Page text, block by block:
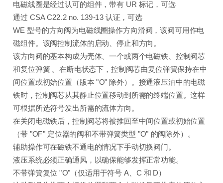
电磁线圈是经过认可的组件，带有 UR 标记，可选
通过 CSA C22.2 no. 139-13 认证，可选
WE 型号的方向阀为电磁线圈操作方向滑阀，该阀可用作电
磁组件。该阀控制流体的启动、停止和方向。
该方向阀的基本构成为壳体、一个或两个电磁铁、控制阀芯
和复位弹簧 。在断电状态下，控制阀芯由复位弹簧保持在中
间位置或初始位置（版本 "O" 除外）。接通液压油中的电磁
铁时，控制阀芯从其静止位置移动到所需的终端位置。这样
可根据所选符号发出所需的流体方向。
在关闭电磁铁后，控制阀芯将被推回至中间位置或初始位置
（带 "OF" 定位器的阀和不带弹簧类型 "O" 的阀除外）。
辅助操作可在磁铁不通电的情况下手动切换阀门。
液压系统必须正确通风，以确保能够发挥正常功能。
不带弹簧复位 "O"（仅适用于符号 A、C 和 D）